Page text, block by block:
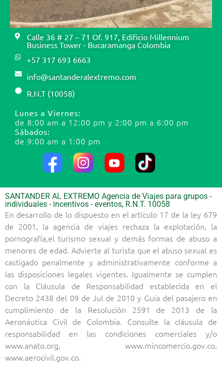
Calle 36 # 27 – 71 Of. 917, Edificio Millennium
Business Tower - Bucaramanga Colombia
+57 317 693 6663
info@santanderalextremo.com
R.N.T (10058)
Lunes a Viernes:
de 8:00 am a 12:00 pm y 2:00 pm a 6:00 pm
Sábados:
de 9:00 am a 1:00 pm
SANTANDER AL EXTREMO Agencia de Viajes para grupos -
individuales - incentivos - eventos, R.N.T. 10058
En desarrollo de lo dispuesto en el artículo 17 de la ley 679
de 2001, la agencia de viajes rechaza la explotación, la
pornografía,el turismo sexual y demás formas de abuso a
menores de edad. Advierte al turista que el abuso sexual es
castigado penalmente y administrativamente conforme a
las disposiciones legales vigentes. Igualmente se cumplen
con la Cláusula de Responsabilidad establecida en el
Decreto 2438 del 09 de Jul de 2010 y Guía del pasajero en
cumplimiento de la Resolución 2591 de 2013 de la
Aeronáutica Civil de Colombia. Consulte la cláusula de
responsabilidad en las condiciones comerciales y/o
www.anato.org, www.mincomercio.gov.co,
www.aerocivil.gov.co.